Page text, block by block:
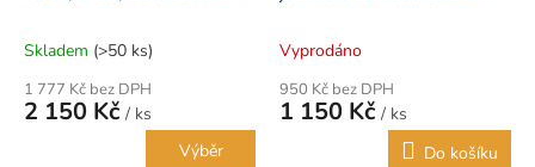
Skladem (>50 ks)
1 777 Kč bez DPH
2 150 Kč / ks
Výběr
Vyprodáno
950 Kč bez DPH
1 150 Kč / ks
Do košíku